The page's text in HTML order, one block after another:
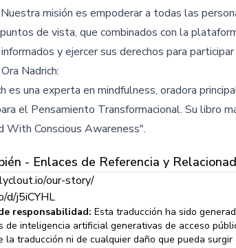
misión es empoderar a todas las
de vista, que combinados con la
y ejercer sus derechos para
Nadrich:
es una experta en mindfulness, oradora
el Pensamiento Transformacional. Su libro
With Conscious Awareness".
- Enlaces de Referencia y
our-story/
d/j5iCYHL
responsabilidad: Esta traducción ha sido
de inteligencia artificial generativas de acceso
la traducción ni de cualquier daño que pueda